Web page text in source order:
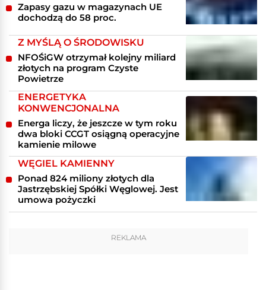
Zapasy gazu w magazynach UE
dochodzą do 58 proc.
Z MYŚLĄ O ŚRODOWISKU
NFOŚiGW otrzymał kolejny miliard
złotych na program Czyste
Powietrze
ENERGETYKA
KONWENCJONALNA
Energa liczy, że jeszcze w tym roku
dwa bloki CCGT osiągną operacyjne
kamienie milowe
WĘGIEL KAMIENNY
Ponad 824 miliony złotych dla
Jastrzębskiej Spółki Węglowej. Jest
umowa pożyczki
REKLAMA